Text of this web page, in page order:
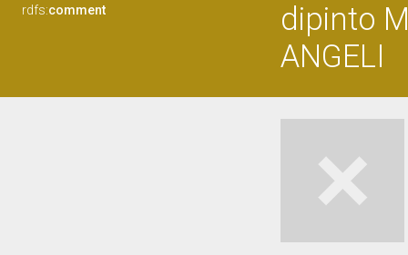
rdfs:comment
dipinto
ANGELI